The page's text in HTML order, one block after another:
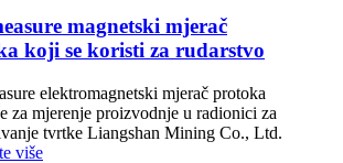
magnetski mjerač
koji se koristi za rudarstvo
elektromagnetski mjerač protoka
za mjerenje proizvodnje u radionici za
tvrtke Liangshan Mining Co., Ltd.
više